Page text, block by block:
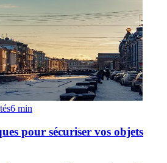
6 min
pour sécuriser vos objets